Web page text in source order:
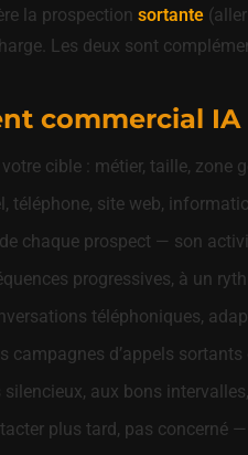
la prospection sortante
Les deux sont
commercial IA
cible : métier, taille, zone
téléphone, site web,
chaque prospect — son
progressives, à un
téléphoniques,
campagnes d’appels
silencieux, aux bons
plus tard, pas concerné